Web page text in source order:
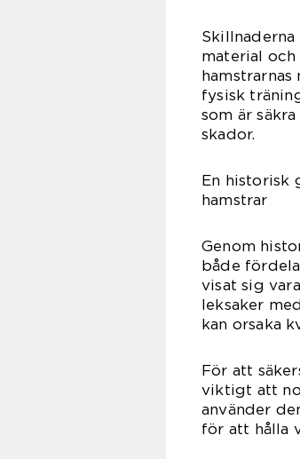
material
fysisk
som är
skador.
En historisk
hamstrar
Genom
både
visat sig
leksaker
kan orsaka
För att
viktigt att
använder
för att hålla